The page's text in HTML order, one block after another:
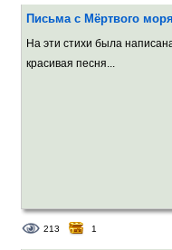
Письма с Мёртвого
На эти стихи была
красивая песня...
213 1